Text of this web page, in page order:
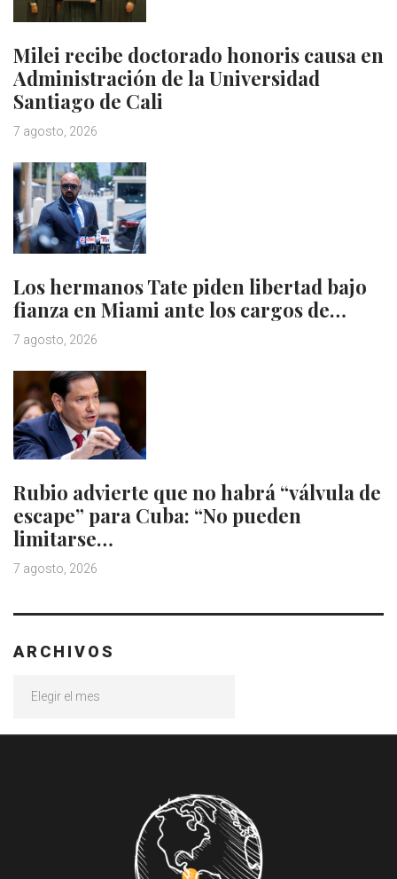
Milei recibe doctorado honoris causa en
Administración de la Universidad
Santiago de Cali
7 agosto, 2026
Los hermanos Tate piden libertad bajo
fianza en Miami ante los cargos de…
7 agosto, 2026
Rubio advierte que no habrá “válvula de
escape” para Cuba: “No pueden
limitarse…
7 agosto, 2026
ARCHIVOS